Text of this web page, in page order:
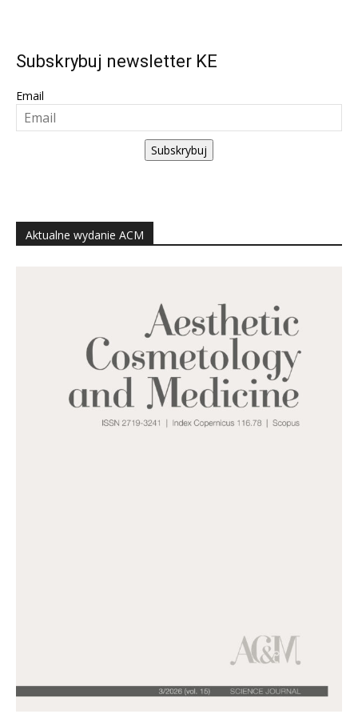
Subskrybuj newsletter KE
Email
Subskrybuj
Aktualne wydanie ACM